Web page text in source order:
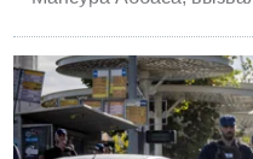
Аббас пояснил, что все
должны разоружиться
палестинского